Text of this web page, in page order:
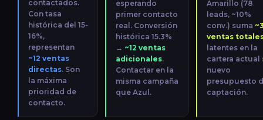
contactados.
Con tasa
histórica del 15-
16%,
representan
~12 ventas
directas. Son
la máxima
prioridad de
contacto.
esperando
primer contacto
real. Conversión
histórica 15.3%
→ ~12 ventas
adicionales.
Contactar en la
misma campaña
que Azul.
Amarillo (78
leads, ~10%
conv.) suma
ventas
latentes en la
cartera actual
nuevo
presupuesto
captación.